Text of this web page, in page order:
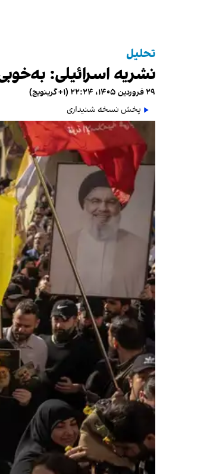
تحلیل
نشریه اسرائیلی:
۲۹ فروردین ۱۴۰۵، ۲۲:۲۴ (‎+۱ گرینویچ)
پخش نسخه شنیداری